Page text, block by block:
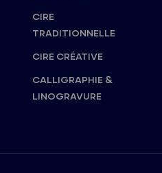
CIRE
TRADITIONNELLE
CIRE CRÉATIVE
CALLIGRAPHIE &
LINOGRAVURE